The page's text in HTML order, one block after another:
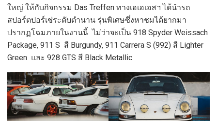
ใหญ่ ให้กับกิจกรรม Das Treffen ทางเอเอเอสฯ ได้นำรถ
สปอร์ตปอร์เช่ระดับตำนาน รุ่นพิเศษซึ่งหาชมได้ยากมา
ปรากฏโฉมภายในงานนี้ ไม่ว่าจะเป็น 918 Spyder Weissach
Package, 911 S สี Burgundy, 911 Carrera S (992) สี Lighter
Green และ 928 GTS สี Black Metallic